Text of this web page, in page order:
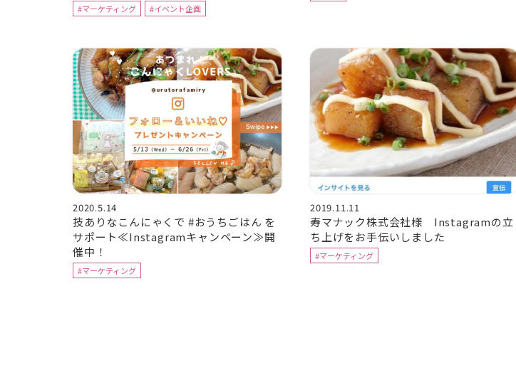
#マーケティング #イベント企画
2020.5.14
技ありなこんにゃくで #おうちごはん を
サポート≪Instagramキャンペーン≫開
催中！
#マーケティング
2019.11.11
寿マナック株式会社様 Instagramの立
ち上げをお手伝いしました
#マーケティング